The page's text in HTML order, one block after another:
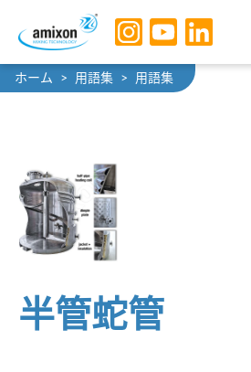
Skip to main navigation
Skip to main content
Skip to page footer
You are here:
ホーム 用語集 用語集
半管蛇管